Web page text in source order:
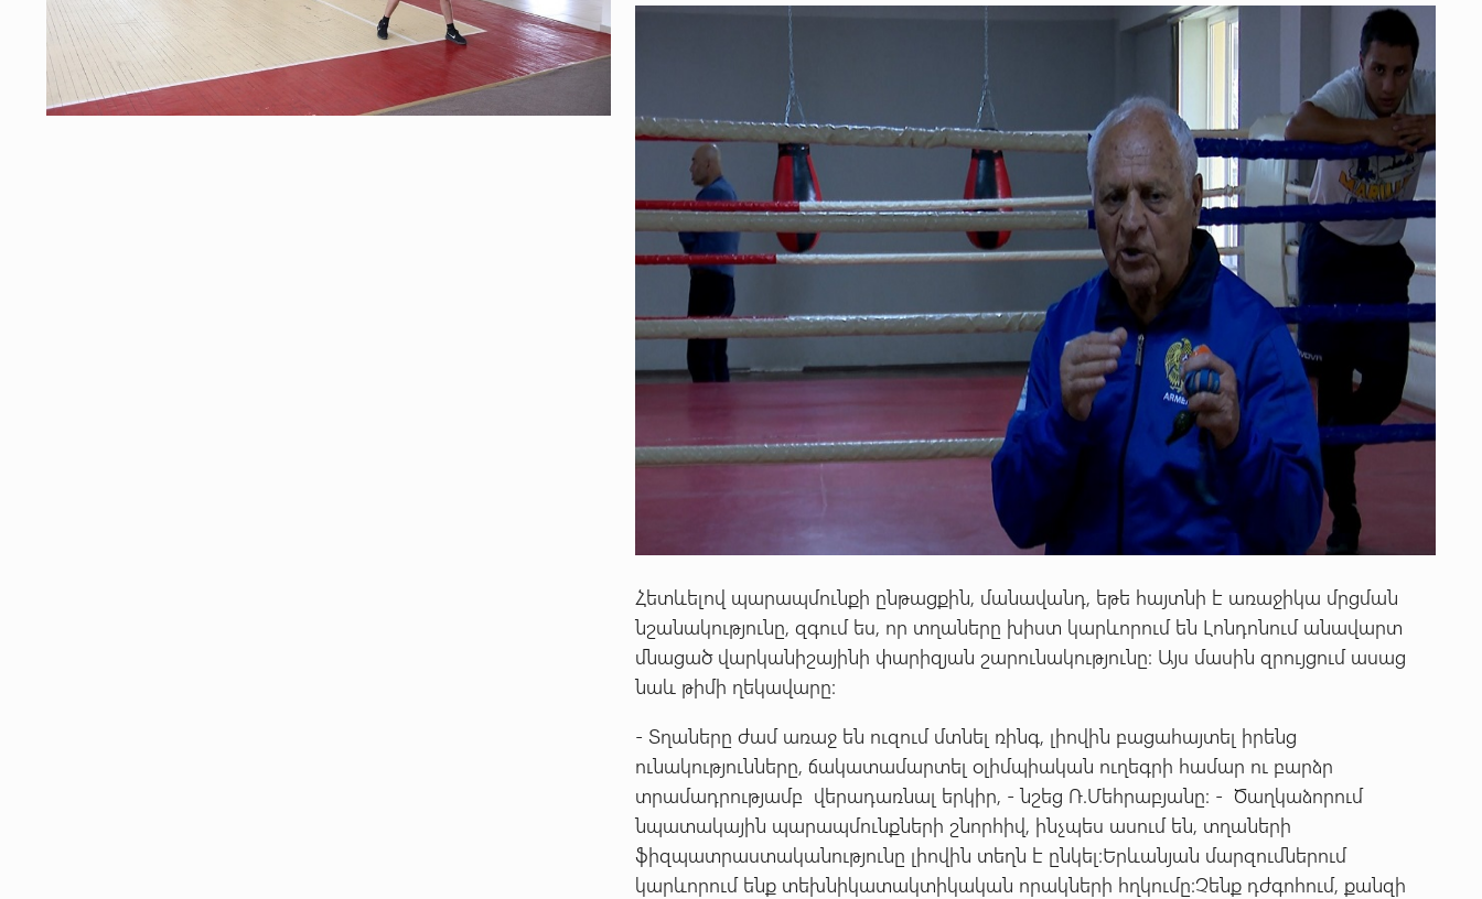
Հետևելով պարապմունքի ընթացքին, մանավանդ, եթե հայտնի է առաջիկա մրցման
նշանակությունը, զգում ես, որ տղաները խիստ կարևորում են Լոնդոնում անավարտ
մնացած վարկանիշայինի փարիզյան շարունակությունը: Այս մասին զրույցում ասաց
նաև թիմի ղեկավարը:
- Տղաները ժամ առաջ են ուզում մտնել ռինգ, լիովին բացահայտել իրենց
ունակությունները, ճակատամարտել օլիմպիական ուղեգրի համար ու բարձր
տրամադրությամբ վերադառնալ երկիր, - նշեց Ռ.Մեհրաբյանը: - Ծաղկաձորում
նպատակային պարապմունքների շնորհիվ, ինչպես ասում են, տղաների
ֆիզպատրաստականությունը լիովին տեղն է ընկել:Երևանյան մարզումներում
կարևորում ենք տեխնիկատակտիկական որակների հղկումը:Չենք դժգոհում, քանզի